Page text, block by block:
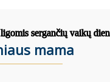
sergančių vaikų
mama